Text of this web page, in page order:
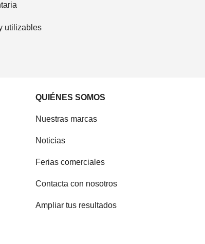
utilizables
QUIÉNES SOMOS
Nuestras marcas
Noticias
Ferias comerciales
Contacta con nosotros
Ampliar tus resultados